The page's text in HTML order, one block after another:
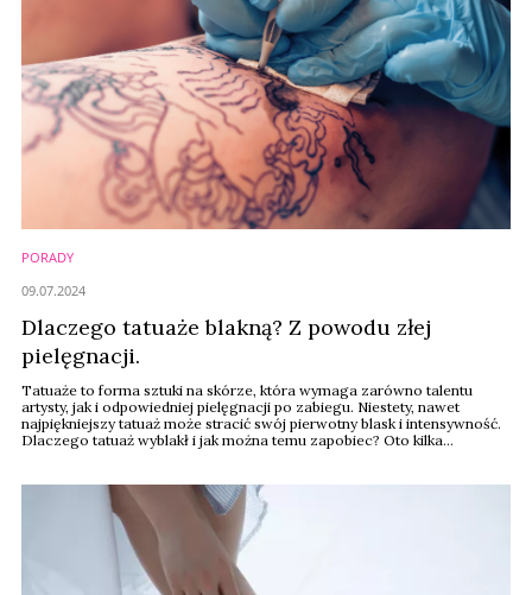
PORADY
Dlaczego tatuaże blakną? Z powodu złej
pielęgnacji.
Tatuaże to forma sztuki na skórze, która wymaga zarówno talentu
artysty, jak i odpowiedniej pielęgnacji po zabiegu. Niestety, nawet
najpiękniejszy tatuaż może stracić swój pierwotny blask i intensywność.
Dlaczego tatuaż wyblakł i jak można temu zapobiec? Oto kilka
09.07.2024